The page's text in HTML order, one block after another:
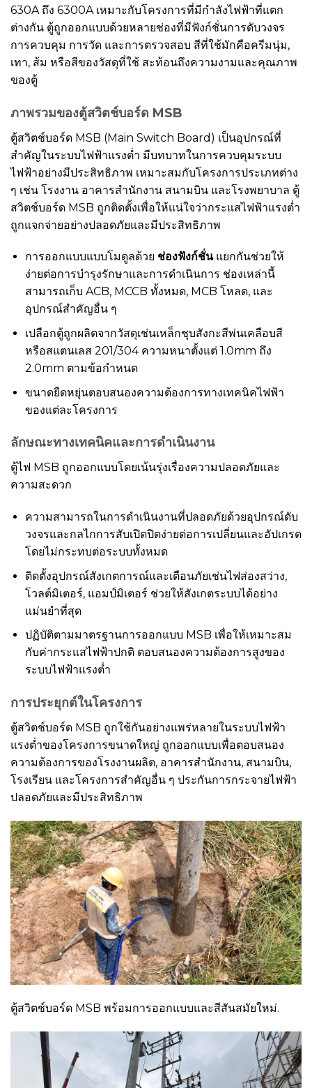
630A ถึง 6300A เหมาะกับโครงการที่มีกำลังไฟฟ้าที่แตก
ต่างกัน ตู้ถูกออกแบบด้วยหลายช่องที่มีฟังก์ชั่นการดับวงจร
การควบคุม การวัด และการตรวจสอบ สีที่ใช้มักคือครีมนุ่ม,
เทา, ส้ม หรือสีของวัสดุที่ใช้ สะท้อนถึงความงามและคุณภาพ
ของตู้
ภาพรวมของตู้สวิตช์บอร์ด MSB
ตู้สวิตช์บอร์ด MSB (Main Switch Board) เป็นอุปกรณ์ที่
สำคัญในระบบไฟฟ้าแรงต่ำ มีบทบาทในการควบคุมระบบ
ไฟฟ้าอย่างมีประสิทธิภาพ เหมาะสมกับโครงการประเภทต่าง
ๆ เช่น โรงงาน อาคารสำนักงาน สนามบิน และโรงพยาบาล ตู้
สวิตช์บอร์ด MSB ถูกติดตั้งเพื่อให้แน่ใจว่ากระแสไฟฟ้าแรงต่ำ
ถูกแจกจ่ายอย่างปลอดภัยและมีประสิทธิภาพ
การออกแบบแบบโมดูลด้วย ช่องฟังก์ชั่นแยกกันช่วยให้
ง่ายต่อการบำรุงรักษาและการดำเนินการ ช่องเหล่านี้
สามารถเก็บ ACB, MCCB ทั้งหมด, MCB โหลด, และ
อุปกรณ์สำคัญอื่น ๆ
เปลือกตู้ถูกผลิตจากวัสดุเช่นเหล็กชุบสังกะสีพ่นเคลือบสี
หรือสแตนเลส 201/304 ความหนาตั้งแต่ 1.0mm ถึง
2.0mm ตามข้อกำหนด
ขนาดยืดหยุ่นตอบสนองความต้องการทางเทคนิคไฟฟ้า
ของแต่ละโครงการ
ลักษณะทางเทคนิคและการดำเนินงาน
ตู้ไฟ MSB ถูกออกแบบโดยเน้นรุ่งเรื่องความปลอดภัยและ
ความสะดวก
ความสามารถในการดำเนินงานที่ปลอดภัยด้วยอุปกรณ์ดับ
วงจรและกลไกการสับเปิดปิดง่ายต่อการเปลี่ยนและอัปเกรด
โดยไม่กระทบต่อระบบทั้งหมด
ติดตั้งอุปกรณ์สังเกตการณ์และเตือนภัยเช่นไฟส่องสว่าง,
โวลต์มิเตอร์, แอมป์มิเตอร์ ช่วยให้สังเกตระบบได้อย่าง
แม่นยำที่สุด
ปฏิบัติตามมาตรฐานการออกแบบ MSB เพื่อให้เหมาะสม
กับค่ากระแสไฟฟ้าปกติ ตอบสนองความต้องการสูงของ
ระบบไฟฟ้าแรงต่ำ
การประยุกต์ในโครงการ
ตู้สวิตช์บอร์ด MSB ถูกใช้กันอย่างแพร่หลายในระบบไฟฟ้า
แรงต่ำของโครงการขนาดใหญ่ ถูกออกแบบเพื่อตอบสนอง
ความต้องการของโรงงานผลิต, อาคารสำนักงาน, สนามบิน,
โรงเรียน และโครงการสำคัญอื่น ๆ ประกันการกระจายไฟฟ้า
ปลอดภัยและมีประสิทธิภาพ
ตู้สวิตช์บอร์ด MSB พร้อมการออกแบบและสีสันสมัยใหม่.